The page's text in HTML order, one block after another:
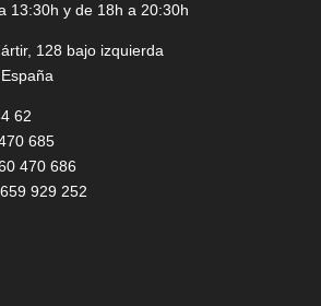
13:30h y de 18h a 20:30h
128 bajo izquierda
62
685
470 686
929 252